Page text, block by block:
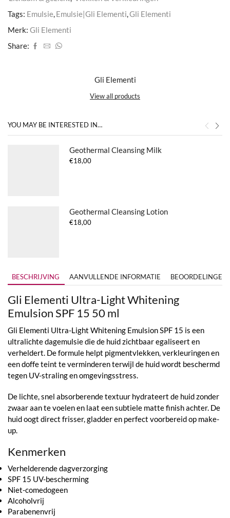
Tags: Emulsie,Emulsie|Gli Elementi,Gli Elementi
Merk: Gli Elementi
Share:
Gli Elementi
View all products
YOU MAY BE INTERESTED IN…
Geothermal Cleansing Milk
€18,00
Geothermal Cleansing Lotion
€18,00
BESCHRIJVING AANVULLENDE INFORMATIE BEOORDELINGEN
Gli Elementi Ultra-Light Whitening
Emulsion SPF 15 50 ml
Gli Elementi Ultra-Light Whitening Emulsion SPF 15 is een
ultralichte dagemulsie die de huid zichtbaar egaliseert en
verheldert. De formule helpt pigmentvlekken, verkleuringen en
een doffe teint te verminderen terwijl de huid wordt beschermd
tegen UV-straling en omgevingsstress.
De lichte, snel absorberende textuur hydrateert de huid zonder
zwaar aan te voelen en laat een subtiele matte finish achter. De
huid oogt direct frisser, gladder en perfect voorbereid op make-
up.
Kenmerken
Verhelderende dagverzorging
SPF 15 UV-bescherming
Niet-comedogeen
Alcoholvrij
Parabenenvrij